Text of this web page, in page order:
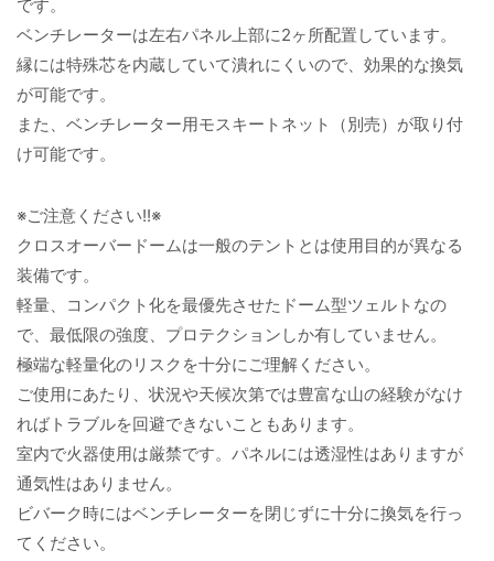
です。
ベンチレーターは左右パネル上部に2ヶ所配置しています。
縁には特殊芯を内蔵していて潰れにくいので、効果的な換気
が可能です。
また、ベンチレーター用モスキートネット（別売）が取り付
け可能です。
※ご注意ください!!※
クロスオーバードームは一般のテントとは使用目的が異なる
装備です。
軽量、コンパクト化を最優先させたドーム型ツェルトなの
で、最低限の強度、プロテクションしか有していません。
極端な軽量化のリスクを十分にご理解ください。
ご使用にあたり、状況や天候次第では豊富な山の経験がなけ
ればトラブルを回避できないこともあります。
室内で火器使用は厳禁です。パネルには透湿性はありますが
通気性はありません。
ビバーク時にはベンチレーターを閉じずに十分に換気を行っ
てください。